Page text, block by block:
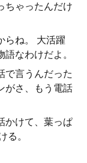
ちゃったんだけ
らね。 大活躍
なわけだよ。
で言うんだった
がさ、もう電話
かけて、葉っぱ
る。